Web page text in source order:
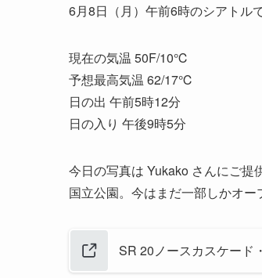
6月8日（月）午前6時のシアトルで
現在の気温 50F/10℃
予想最高気温 62/17℃
日の出 午前5時12分
日の入り 午後9時5分
今日の写真は Yukako さんにご提
国立公園。今はまだ一部しかオ
SR 20ノースカスケード